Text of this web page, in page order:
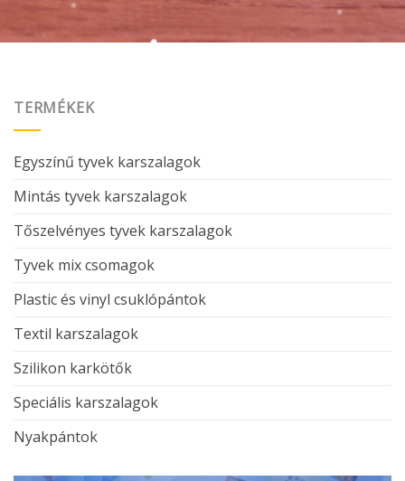
TERMÉKEK
Egyszínű tyvek karszalagok
Mintás tyvek karszalagok
Tőszelvényes tyvek karszalagok
Tyvek mix csomagok
Plastic és vinyl csuklópántok
Textil karszalagok
Szilikon karkötők
Speciális karszalagok
Nyakpántok